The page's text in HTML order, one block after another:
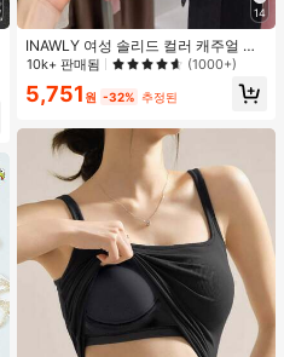
14
INAWLY 여성 솔리드 컬러 캐주얼 얇
은 가디건, 봄/여름
10k+ 판매됨 (1000+)
5,751 원 -32% 추정된